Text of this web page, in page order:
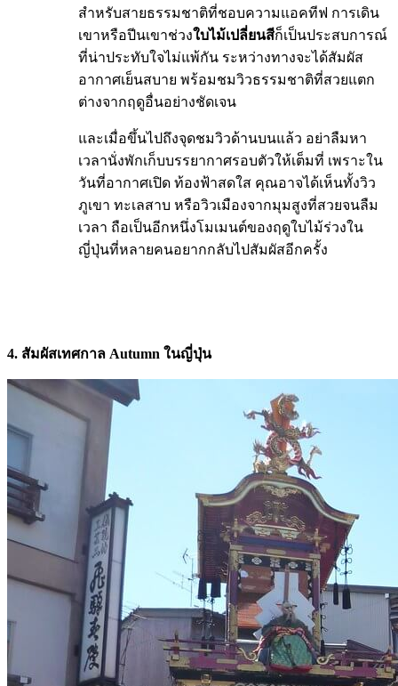
สำหรับสายธรรมชาติที่ชอบความแอคทีฟ การเดิน
เขาหรือปีนเขาช่วงใบไม้เปลี่ยนสีก็เป็นประสบการณ์
ที่น่าประทับใจไม่แพ้กัน ระหว่างทางจะได้สัมผัส
อากาศเย็นสบาย พร้อมชมวิวธรรมชาติที่สวยแตก
ต่างจากฤดูอื่นอย่างชัดเจน
และเมื่อขึ้นไปถึงจุดชมวิวด้านบนแล้ว อย่าลืมหา
เวลานั่งพักเก็บบรรยากาศรอบตัวให้เต็มที่ เพราะใน
วันที่อากาศเปิด ท้องฟ้าสดใส คุณอาจได้เห็นทั้งวิว
ภูเขา ทะเลสาบ หรือวิวเมืองจากมุมสูงที่สวยจนลืม
เวลา ถือเป็นอีกหนึ่งโมเมนต์ของฤดูใบไม้ร่วงใน
ญี่ปุ่นที่หลายคนอยากกลับไปสัมผัสอีกครั้ง
4. สัมผัสเทศกาล Autumn ในญี่ปุ่น